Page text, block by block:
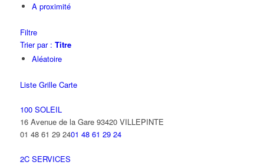
A proximité
Filtre
Trier par : Titre
Aléatoire
Liste Grille Carte
100 SOLEIL
16 Avenue de la Gare 93420 VILLEPINTE
01 48 61 29 2401 48 61 29 24
2C SERVICES